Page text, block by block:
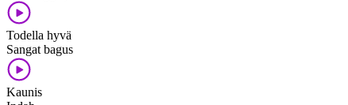
Todella hyvä
Sangat bagus
Kaunis